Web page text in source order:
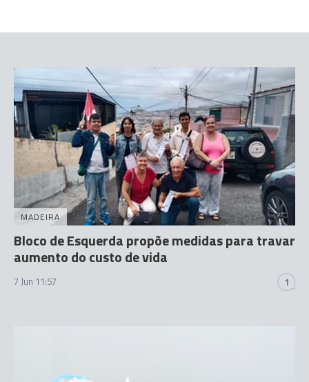
MADEIRA
Bloco de Esquerda propõe medidas para travar
aumento do custo de vida
7 Jun 11:57 1